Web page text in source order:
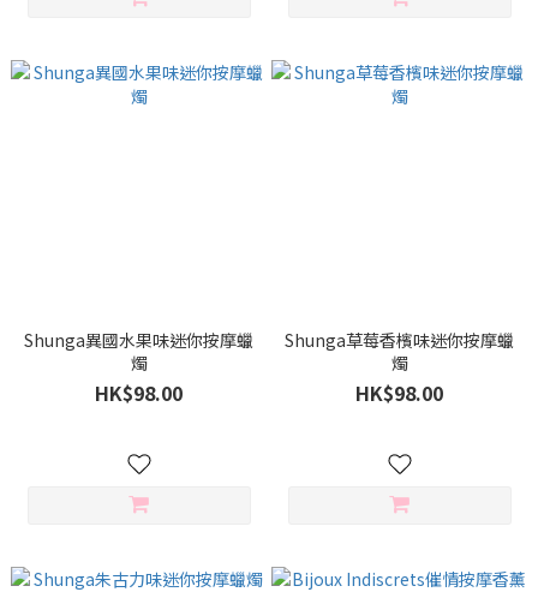
Shunga異國水果味迷你按摩蠟
燭
HK$98.00
Shunga草莓香檳味迷你按摩蠟
燭
HK$98.00